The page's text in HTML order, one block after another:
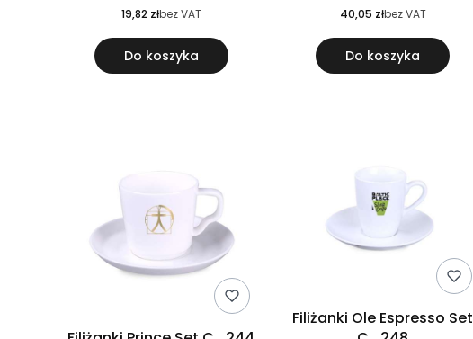
19,82 złbez VAT
Do koszyka
40,05 złbez VAT
Do koszyka
Filiżanki Ole Espresso Set